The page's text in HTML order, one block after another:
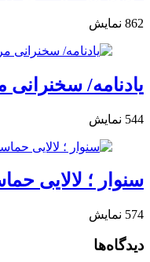
862 نمایش
یادنامه/ سخنرانی
544 نمایش
سنوار ؛ لالایی
574 نمایش
دیدگاه‌ها